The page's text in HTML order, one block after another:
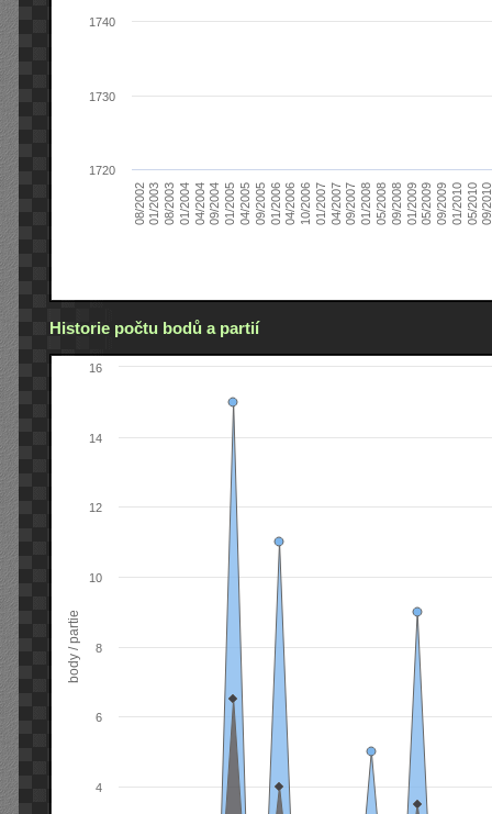
08/200201/200308/200301/200404/200409/200401/200504/200509/200501/200604/200610/200601/200704/200709/200701/200805/200809/200801/200905/200909/200901/201005/201009/
1720
1730
1740
Historie počtu bodů a partií
body / partie
4
6
8
10
12
14
16